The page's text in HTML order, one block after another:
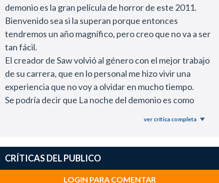
demonio es la gran película de horror de este 2011.
Bienvenido sea si la superan porque entonces
tendremos un año magnífico, pero creo que no va a ser
tan fácil.
El creador de Saw volvió al género con el mejor trabajo
de su carrera, que en lo personal me hizo vivir una
experiencia que no voy a olvidar en mucho tiempo.
Se podría decir que La noche del demonio es como
intrascendentes hasta que al final se manifiesta el
Desde el primer minuto, con esa soberbia y magistral
ver crítica completa
CRÍTICAS DEL PUBLICO
LOGIN PARA COMENTAR